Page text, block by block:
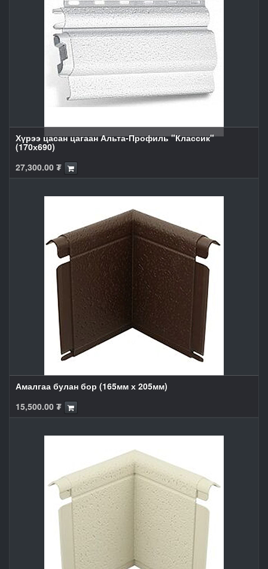
Хүрээ цасан цагаан Альта-Профиль "Классик"
(170х690)
27,300.00 ₮
Амалгаа булан бор (165мм х 205мм)
15,500.00 ₮